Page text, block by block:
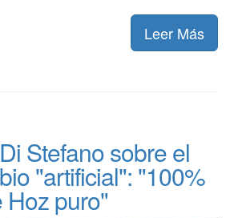
Leer Más
Stefano sobre el
"artificial": "100%
Hoz puro"